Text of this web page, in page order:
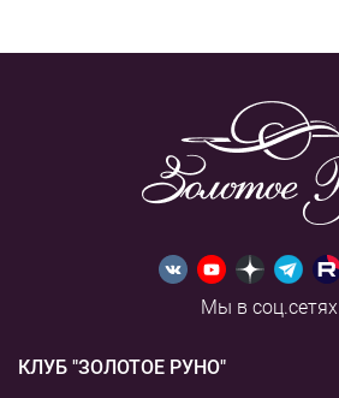
Мы в соц.сетях
КЛУБ "ЗОЛОТОЕ РУНО"